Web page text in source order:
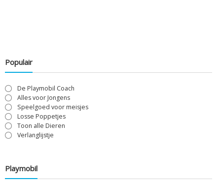
Populair
De Playmobil Coach
Alles voor Jongens
Speelgoed voor meisjes
Losse Poppetjes
Toon alle Dieren
Verlanglijstje
Playmobil